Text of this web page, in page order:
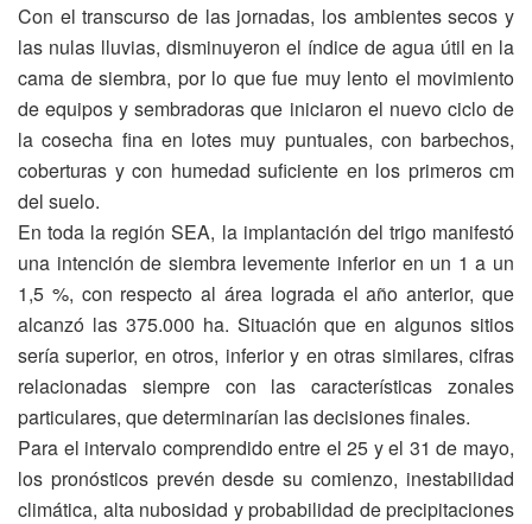
Con el transcurso de las jornadas, los ambientes secos y
las nulas lluvias, disminuyeron el índice de agua útil en la
cama de siembra, por lo que fue muy lento el movimiento
de equipos y sembradoras que iniciaron el nuevo ciclo de
la cosecha fina en lotes muy puntuales, con barbechos,
coberturas y con humedad suficiente en los primeros cm
del suelo.
En toda la región SEA, la implantación del trigo manifestó
una intención de siembra levemente inferior en un 1 a un
1,5 %, con respecto al área lograda el año anterior, que
alcanzó las 375.000 ha. Situación que en algunos sitios
sería superior, en otros, inferior y en otras similares, cifras
relacionadas siempre con las características zonales
particulares, que determinarían las decisiones finales.
Para el intervalo comprendido entre el 25 y el 31 de mayo,
los pronósticos prevén desde su comienzo, inestabilidad
climática, alta nubosidad y probabilidad de precipitaciones